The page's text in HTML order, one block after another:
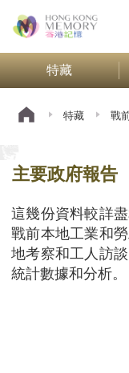
特藏
特藏 戰
主要政府報告
這幾份資料較詳
戰前本地工業和
地考察和工人訪
統計數據和分析。